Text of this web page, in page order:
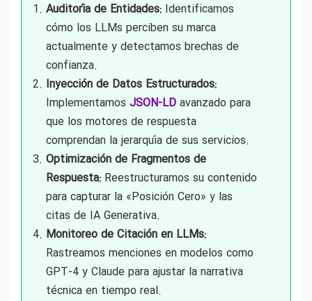
Auditoría de Entidades: Identificamos
cómo los LLMs perciben su marca
actualmente y detectamos brechas de
confianza.
Inyección de Datos Estructurados:
Implementamos JSON-LD avanzado para
que los motores de respuesta
comprendan la jerarquía de sus servicios.
Optimización de Fragmentos de
Respuesta: Reestructuramos su contenido
para capturar la «Posición Cero» y las
citas de IA Generativa.
Monitoreo de Citación en LLMs:
Rastreamos menciones en modelos como
GPT-4 y Claude para ajustar la narrativa
técnica en tiempo real.